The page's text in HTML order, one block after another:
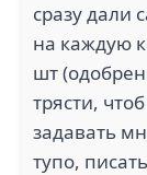
сразу дали
на каждую
шт
трясти,
задавать
тупо,